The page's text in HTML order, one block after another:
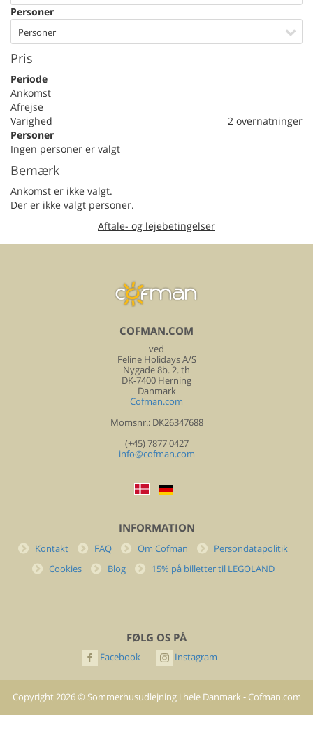
Personer
Personer
Pris
Periode
Ankomst
Afrejse
Varighed
2 overnatninger
Personer
Ingen personer er valgt
Bemærk
Ankomst er ikke valgt.
Der er ikke valgt personer.
Aftale- og lejebetingelser
COFMAN.COM
ved
Feline Holidays A/S
Nygade 8b. 2. th
DK-7400 Herning
Danmark
Cofman.com
Momsnr.: DK26347688
(+45) 7877 0427
info@cofman.com
INFORMATION
Kontakt FAQ Om Cofman
Persondatapolitik
Cookies
Blog 15% på billetter til LEGOLAND
FØLG OS PÅ
Facebook Instagram
Copyright 2026© Sommerhusudlejning i hele Danmark - Cofman.com